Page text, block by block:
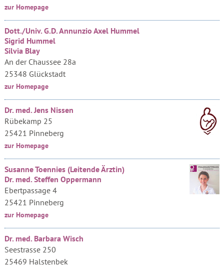
zur Homepage
Dott./Univ. G.D. Annunzio Axel Hummel
Sigrid Hummel
Silvia Blay
An der Chaussee 28a
25348 Glückstadt
zur Homepage
Dr. med. Jens Nissen
Rübekamp 25
25421 Pinneberg
zur Homepage
Susanne Toennies (Leitende Ärztin)
Dr. med. Steffen Oppermann
Ebertpassage 4
25421 Pinneberg
zur Homepage
Dr. med. Barbara Wisch
Seestrasse 250
25469 Halstenbek